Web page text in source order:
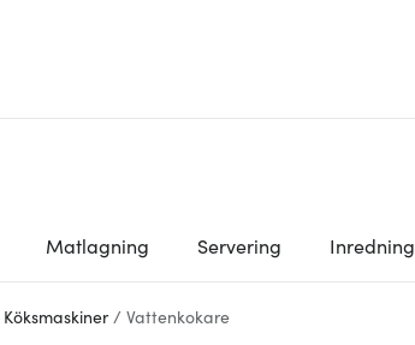
Matlagning Servering Inredning
Köksmaskiner / Vattenkokare